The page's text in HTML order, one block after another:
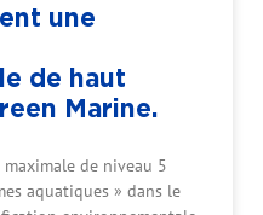
une
de haut
Marine.
de niveau 5
aquatiques » dans le